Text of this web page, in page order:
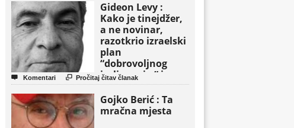
Gideon Levy :
Kako je tinejdžer,
a ne novinar,
razotkrio izraelski
plan
“dobrovoljnog
iseljavanja ” iz
Gaze
 Komentari  Pročitaj čitav članak
Gojko Berić : Ta
mračna mjesta